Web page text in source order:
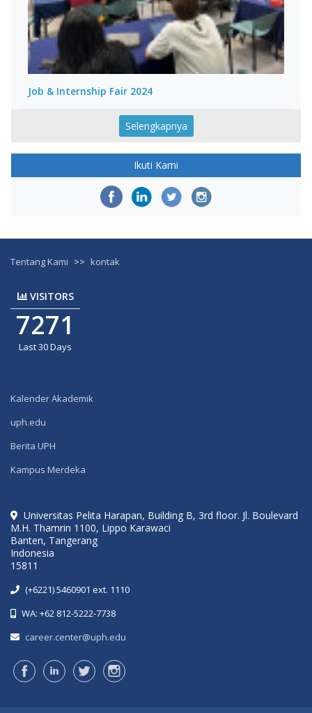
Job & Internship Fair 2024
Selengkapnya
Ikuti Kami
Tentang Kami >> kontak
VISITORS
7271
Last 30 Days
Kalender Akademik
uph.edu
Berita UPH
Kampus Merdeka
Universitas Pelita Harapan, Building B, 3rd floor. Jl. Boulevard
M.H. Thamrin 1100, Lippo Karawaci
Banten, Tangerang
Indonesia
15811
(+6221) 5460901 ext. 1110
WA: +62 812-5222-7738
career.center@uph.edu